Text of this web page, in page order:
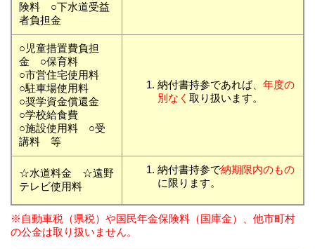
険料 ○下水道受益
者負担金
○児童措置費負担
金 ○保育料
○市営住宅使用料
○駐車場使用料
○奨学資金償還金
○学校給食費
○施設使用料 ○受
講料 等
納付書持参であれば、 年度の
別なく 取り扱います。
☆水道料金 ☆遠野
テレビ使用料
納付書持参で納期限内のもの
に限ります。
※自動車税（県税）や国民年金保険料（国庫金）、他市町村
の公金は取り扱いません。